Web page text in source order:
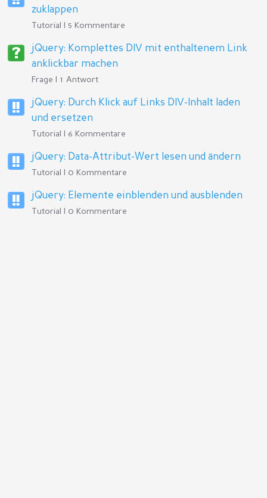
zuklappen
Tutorial | 5 Kommentare
jQuery: Komplettes DIV mit enthaltenem Link
anklickbar machen
Frage | 1 Antwort
jQuery: Durch Klick auf Links DIV-Inhalt laden
und ersetzen
Tutorial | 6 Kommentare
jQuery: Data-Attribut-Wert lesen und ändern
Tutorial | 0 Kommentare
jQuery: Elemente einblenden und ausblenden
Tutorial | 0 Kommentare